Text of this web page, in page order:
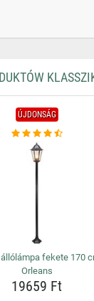
ÚJDONSÁG
fekete 170
Orleans
19659 Ft